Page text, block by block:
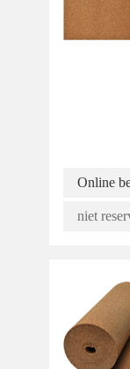
Online
niet